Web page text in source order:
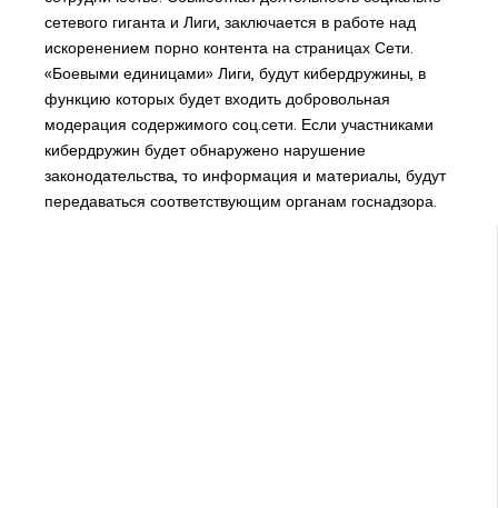
сетевого гиганта и Лиги, заключается в работе над
искоренением порно контента на страницах Сети.
«Боевыми единицами» Лиги, будут кибердружины, в
функцию которых будет входить добровольная
модерация содержимого соц.сети. Если участниками
кибердружин будет обнаружено нарушение
законодательства, то информация и материалы, будут
передаваться соответствующим органам госнадзора.